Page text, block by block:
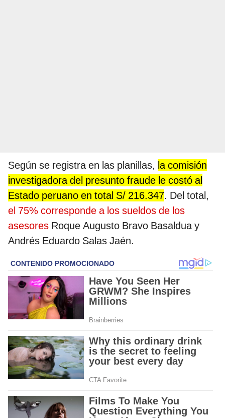
Según se registra en las planillas, la comisión
investigadora del presunto fraude le costó al
Estado peruano en total S/ 216.347. Del total,
el 75% corresponde a los sueldos de los
asesores Roque Augusto Bravo Basaldua y
Andrés Eduardo Salas Jaén.